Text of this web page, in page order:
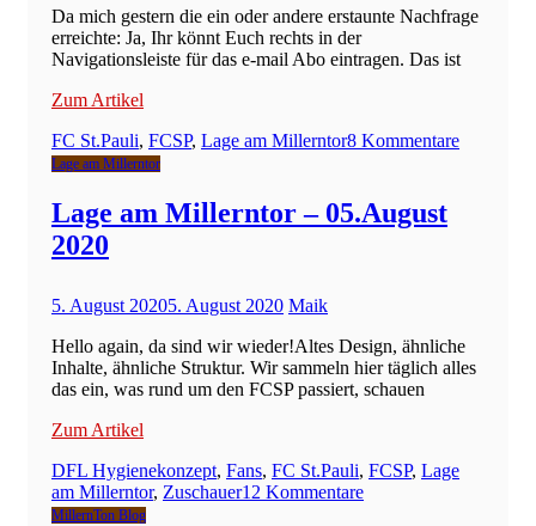
Da mich gestern die ein oder andere erstaunte Nachfrage
erreichte: Ja, Ihr könnt Euch rechts in der
Navigationsleiste für das e-mail Abo eintragen. Das ist
Zum Artikel
FC St.Pauli, FCSP, Lage am Millerntor8 Kommentarezu
Lage am Millerntor
Lage am Millerntor – 05.August
2020
5. August 20205. August 2020 Maik
Hello again, da sind wir wieder!Altes Design, ähnliche
Inhalte, ähnliche Struktur. Wir sammeln hier täglich alles
das ein, was rund um den FCSP passiert, schauen
Zum Artikel
DFL Hygienekonzept, Fans, FC St.Pauli, FCSP, Lage
am Millerntor, Zuschauer12 Kommentarezu
MillernTon Blog